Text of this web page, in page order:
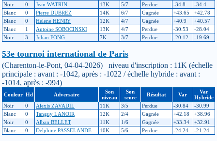
Noir
0 Jean WATRIN 13K 5/7 Perdue -34.8
-34.4
Blanc
0 Pierre DUBREZ 14K 6/7 Gagnée +43.65
+42.78
Blanc
0 Helene HENRY 12K 4/7 Gagnée +40.9
+40.57
Blanc
1 Antoine SOBOCINSKI 13K 4/7 Perdue -30.53
-28.04
Noir
3 Johan FONG 7K 3/7 Perdue -20.12 -19.69
53e tournoi international de Paris
(Charenton-le-Pont, 04-04-2026) niveau d'inscription : 11K (échelle
principale : avant : -1042, après : -1022 / échelle hybride : avant :
-1014, après : -994)
Couleur Hd Adversaire
Son
niveau
Son
score
Résultat Var
Var
Hybride
Noir
0 Alexis ZAVADIL 11K 3/5 Perdue -30.84
-30.99
Blanc
0 Tanguy LANOIR 12K 2/4 Gagnée +42.18
+38.96
Noir
0 Alban BELLET 11K 1/6 Gagnée +33.34
+32.91
Blanc
0 Delphine PASSELANDE 10K 5/6 Perdue -24.24 -21.24